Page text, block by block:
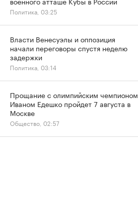
Политика, 03:25
Власти Венесуэлы и оппозиция
начали переговоры спустя неделю
задержки
Политика, 03:14
Прощание с олимпийским чемпионом
Иваном Едешко пройдет 7 августа в
Москве
Общество, 02:57